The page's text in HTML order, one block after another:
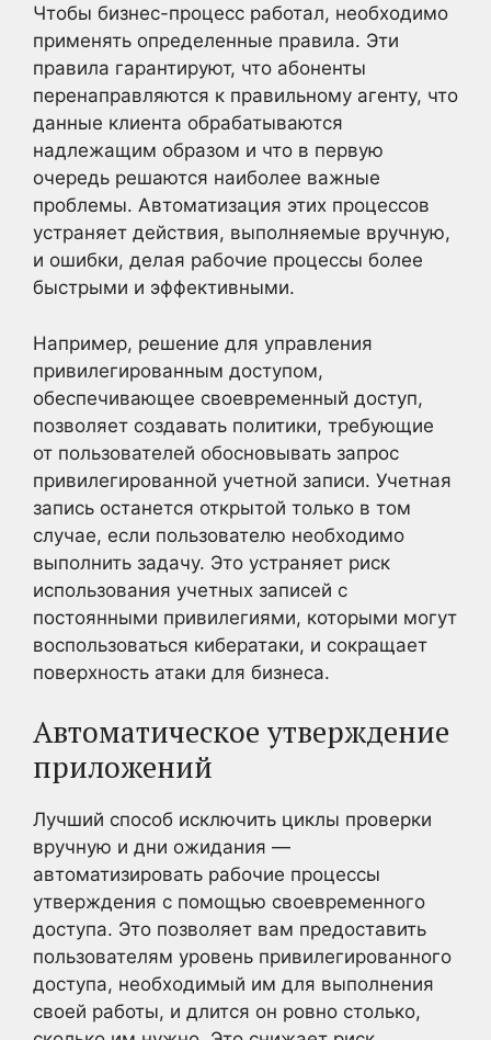
Чтобы бизнес-процесс работал, необходимо
применять определенные правила. Эти
правила гарантируют, что абоненты
перенаправляются к правильному агенту, что
данные клиента обрабатываются
надлежащим образом и что в первую
очередь решаются наиболее важные
проблемы. Автоматизация этих процессов
устраняет действия, выполняемые вручную,
и ошибки, делая рабочие процессы более
быстрыми и эффективными.
Например, решение для управления
привилегированным доступом,
обеспечивающее своевременный доступ,
позволяет создавать политики, требующие
от пользователей обосновывать запрос
привилегированной учетной записи. Учетная
запись останется открытой только в том
случае, если пользователю необходимо
выполнить задачу. Это устраняет риск
использования учетных записей с
постоянными привилегиями, которыми могут
воспользоваться кибератаки, и сокращает
поверхность атаки для бизнеса.
Автоматическое утверждение
приложений
Лучший способ исключить циклы проверки
вручную и дни ожидания —
автоматизировать рабочие процессы
утверждения с помощью своевременного
доступа. Это позволяет вам предоставить
пользователям уровень привилегированного
доступа, необходимый им для выполнения
своей работы, и длится он ровно столько,